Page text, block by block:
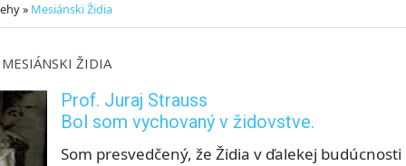
» Mesiánski Židia
ŽIDIA
Prof. Juraj Strauss
Bol som vychovaný v židovstve.
Som presvedčený, že Židia v ďalekej